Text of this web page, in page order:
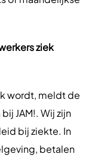
ziek
wordt, meldt de
JAM!. Wij zijn
bij ziekte. In
betalen